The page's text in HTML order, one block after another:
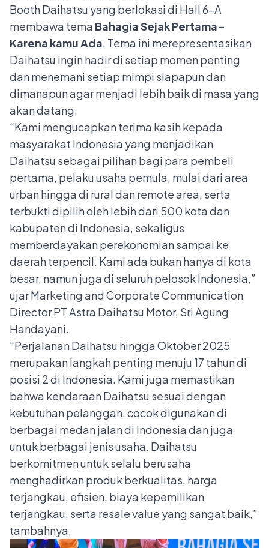
Booth Daihatsu yang berlokasi di Hall 6-A
membawa tema Bahagia Sejak Pertama–
Karena kamu Ada. Tema ini merepresentasikan
Daihatsu ingin hadir di setiap momen penting
dan menemani setiap mimpi siapapun dan
dimanapun agar menjadi lebih baik di masa yang
akan datang.
“Kami mengucapkan terima kasih kepada
masyarakat Indonesia yang menjadikan
Daihatsu sebagai pilihan bagi para pembeli
pertama, pelaku usaha pemula, mulai dari area
urban hingga di rural dan remote area, serta
terbukti dipilih oleh lebih dari 500 kota dan
kabupaten di Indonesia, sekaligus
memberdayakan perekonomian sampai ke
daerah terpencil. Kami ada bukan hanya di kota
besar, namun juga di seluruh pelosok Indonesia,”
ujar Marketing and Corporate Communication
Director PT Astra Daihatsu Motor, Sri Agung
Handayani.
“Perjalanan Daihatsu hingga Oktober 2025
merupakan langkah penting menuju 17 tahun di
posisi 2 di Indonesia. Kami juga memastikan
bahwa kendaraan Daihatsu sesuai dengan
kebutuhan pelanggan, cocok digunakan di
berbagai medan jalan di Indonesia dan juga
untuk berbagai jenis usaha. Daihatsu
berkomitmen untuk selalu berusaha
menghadirkan produk berkualitas, harga
terjangkau, efisien, biaya kepemilikan
terjangkau, serta resale value yang sangat baik,”
tambahnya.